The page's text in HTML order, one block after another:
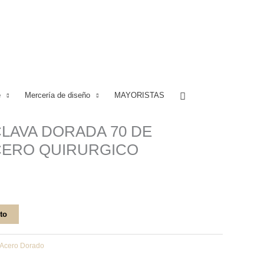
Mercería de diseño MAYORISTAS Buscar
DORADA 70 DE
QUIRURGICO
Acero Dorado